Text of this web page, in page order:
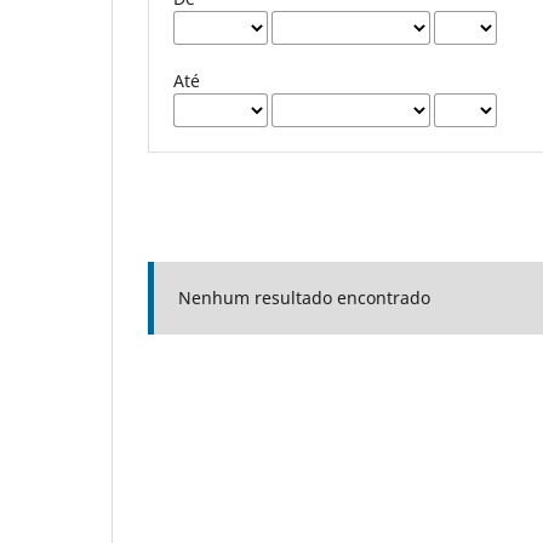
Até
Nenhum resultado encontrado